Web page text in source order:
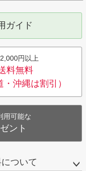
ガイド
円以上
料無料
・沖縄は割引）
用可能な
ント
ついて